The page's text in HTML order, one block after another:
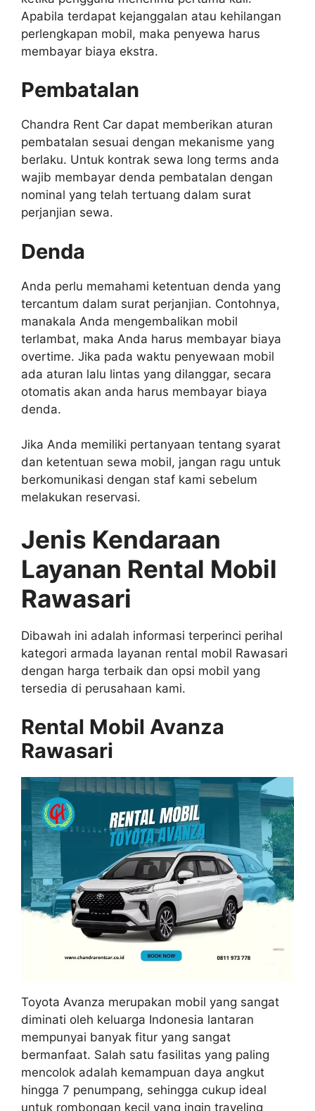
Apabila terdapat kejanggalan atau kehilangan
perlengkapan mobil, maka penyewa harus
membayar biaya ekstra.
Pembatalan
Chandra Rent Car dapat memberikan aturan
pembatalan sesuai dengan mekanisme yang
berlaku. Untuk kontrak sewa long terms anda
wajib membayar denda pembatalan dengan
nominal yang telah tertuang dalam surat
perjanjian sewa.
Denda
Anda perlu memahami ketentuan denda yang
tercantum dalam surat perjanjian. Contohnya,
manakala Anda mengembalikan mobil
terlambat, maka Anda harus membayar biaya
overtime. Jika pada waktu penyewaan mobil
ada aturan lalu lintas yang dilanggar, secara
otomatis akan anda harus membayar biaya
denda.
Jika Anda memiliki pertanyaan tentang syarat
dan ketentuan sewa mobil, jangan ragu untuk
berkomunikasi dengan staf kami sebelum
melakukan reservasi.
Jenis Kendaraan
Layanan Rental Mobil
Rawasari
Dibawah ini adalah informasi terperinci perihal
kategori armada layanan rental mobil Rawasari
dengan harga terbaik dan opsi mobil yang
tersedia di perusahaan kami.
Rental Mobil Avanza
Rawasari
Toyota Avanza merupakan mobil yang sangat
diminati oleh keluarga Indonesia lantaran
mempunyai banyak fitur yang sangat
bermanfaat. Salah satu fasilitas yang paling
mencolok adalah kemampuan daya angkut
hingga 7 penumpang, sehingga cukup ideal
untuk rombongan kecil yang ingin traveling